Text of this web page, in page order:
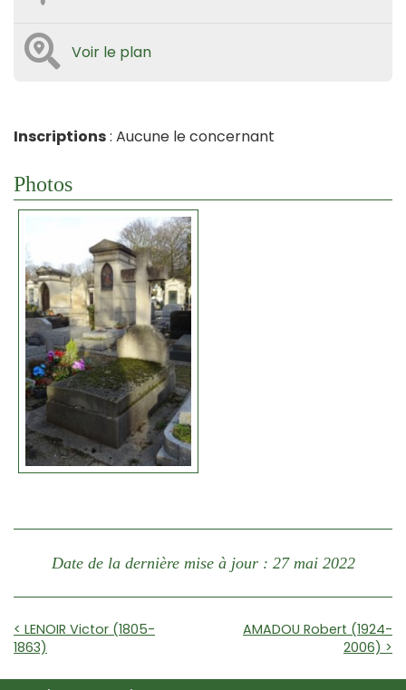
Voir le plan
Inscriptions: Aucune le concernant
Photos
Date de la dernière mise à jour : 27 mai 2022
< LENOIR Victor (1805-
1863)
AMADOU Robert (1924-
2006) >